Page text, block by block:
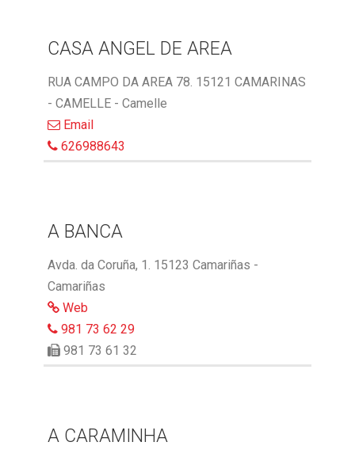
CASA ANGEL DE AREA
RUA CAMPO DA AREA 78. 15121 CAMARINAS
- CAMELLE - Camelle
Email
626988643
A BANCA
Avda. da Coruña, 1. 15123 Camariñas -
Camariñas
Web
981 73 62 29
981 73 61 32
A CARAMINHA